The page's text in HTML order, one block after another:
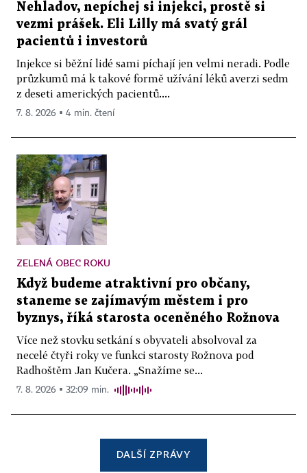
Nehladov, nepíchej si injekci, prostě si
vezmi prášek. Eli Lilly má svatý grál
pacientů i investorů
Injekce si běžní lidé sami píchají jen velmi neradi. Podle
průzkumů má k takové formě užívání léků averzi sedm
z deseti amerických pacientů....
7. 8. 2026 ▪ 4 min. čtení
ZELENÁ OBEC ROKU
Když budeme atraktivní pro občany,
staneme se zajímavým městem i pro
byznys, říká starosta oceněného Rožnova
Více než stovku setkání s obyvateli absolvoval za
necelé čtyři roky ve funkci starosty Rožnova pod
Radhoštěm Jan Kučera. „Snažíme se...
7. 8. 2026 ▪ 32:09 min.
DALŠÍ ZPRÁVY